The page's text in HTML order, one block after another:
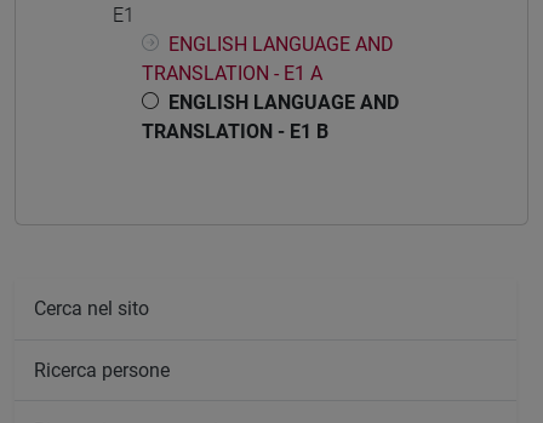
E1
ENGLISH LANGUAGE AND
TRANSLATION - E1 A
ENGLISH LANGUAGE AND
TRANSLATION - E1 B
Cerca nel sito
Ricerca persone